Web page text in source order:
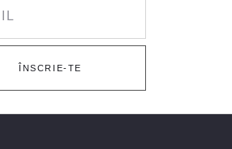
ÎNSCRIE-TE